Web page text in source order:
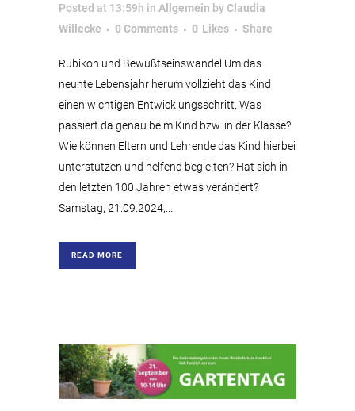
Posted at 13:59h in Allgemein byClaudia
Willecke
0 Comments 0 Likes Share
Rubikon und Bewußtseinswandel Um das
neunte Lebensjahr herum vollzieht das Kind
einen wichtigen Entwicklungsschritt. Was
passiert da genau beim Kind bzw. in der Klasse?
Wie können Eltern und Lehrende das Kind hierbei
unterstützen und helfend begleiten? Hat sich in
den letzten 100 Jahren etwas verändert?
Samstag, 21.09.2024,...
READ MORE